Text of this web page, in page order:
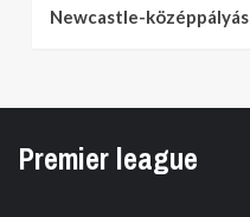
Newcastle-középpályás
Premier league